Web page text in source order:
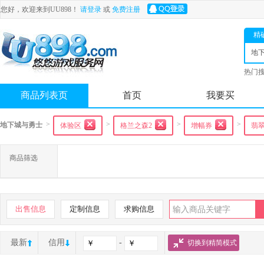
您好，欢迎来到UU898！ 请登录 或 免费注册
精
地
士
热门
商品列表页 首页 我要买
地下城与勇士 > 体验区 > 格兰之森2 > 增幅券 > 翡
商品筛选
出售信息 定制信息 求购信息
最新 信用 - 切换到精简模式